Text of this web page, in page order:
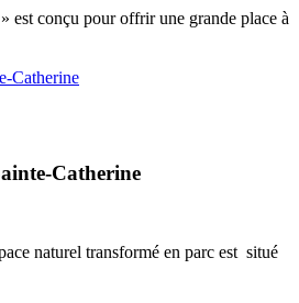
conçu pour offrir une grande place à
Catherine
naturel transformé en parc est situé